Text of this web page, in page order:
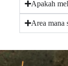
Apakah
Area mana